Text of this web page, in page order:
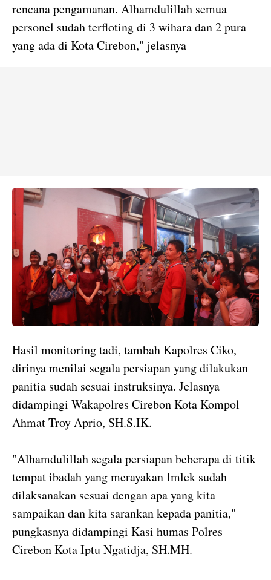
rencana pengamanan. Alhamdulillah semua
personel sudah terfloting di 3 wihara dan 2 pura
yang ada di Kota Cirebon," jelasnya
Hasil monitoring tadi, tambah Kapolres Ciko,
dirinya menilai segala persiapan yang dilakukan
panitia sudah sesuai instruksinya. Jelasnya
didampingi Wakapolres Cirebon Kota Kompol
Ahmat Troy Aprio, SH.S.IK.
"Alhamdulillah segala persiapan beberapa di titik
tempat ibadah yang merayakan Imlek sudah
dilaksanakan sesuai dengan apa yang kita
sampaikan dan kita sarankan kepada panitia,"
pungkasnya didampingi Kasi humas Polres
Cirebon Kota Iptu Ngatidja, SH.MH.